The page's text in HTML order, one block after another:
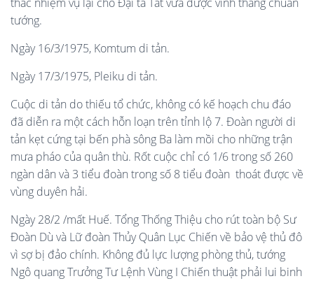
tướng.
Ngày 16/3/1975, Komtum di tản.
Ngày 17/3/1975, Pleiku di tản.
Cuộc di tản do thiếu tổ chức, không có kế hoạch chu đáo
đã diễn ra một cách hỗn loạn trên tỉnh lộ 7. Đoàn người di
tản kẹt cứng tại bến phà sông Ba làm mồi cho những trận
mưa pháo của quân thù. Rốt cuộc chỉ có 1/6 trong số 260
ngàn dân và 3 tiểu đoàn trong số 8 tiểu đoàn thoát được về
vùng duyên hải.
Ngày 28/2 /mất Huế. Tổng Thống Thiệu cho rút toàn bộ Sư
Đoàn Dù và Lữ đoàn Thủy Quân Lục Chiến về bảo vệ thủ đô
vì sợ bị đảo chính. Không đủ lực lượng phòng thủ, tướng
Ngô quang Trưởng Tư Lệnh Vùng I Chiến thuật phải lui binh